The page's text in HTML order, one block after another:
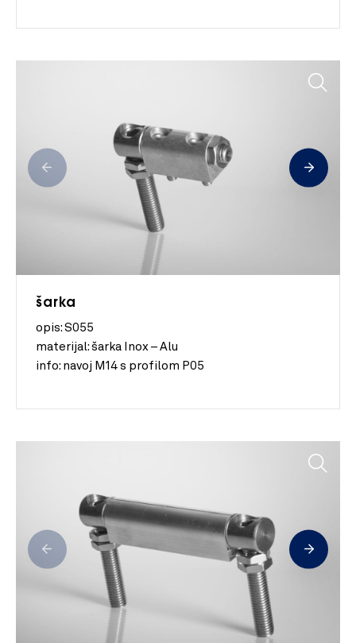
šarka
opis: S055
materijal: šarka Inox – Alu
info: navoj M14 s profilom P05